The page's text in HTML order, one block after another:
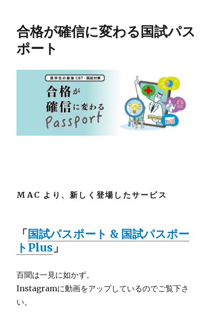
新
登
問
題
解
説
Web
合格が確信に変わる国試パス
ポート
MAC より、新しく登場したサービス
「国試パスポート & 国試パスポー
トPlus 」
百聞は一見に如かず。
Instagramに動画をアップしているのでご覧下さ
い。